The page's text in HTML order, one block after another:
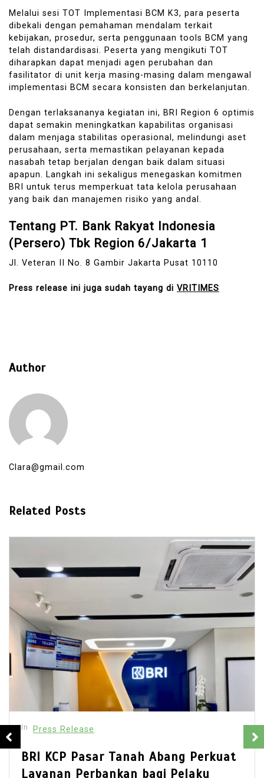
Melalui sesi TOT Implementasi BCM K3, para peserta
dibekali dengan pemahaman mendalam terkait
kebijakan, prosedur, serta penggunaan tools BCM yang
telah distandardisasi. Peserta yang mengikuti TOT
diharapkan dapat menjadi agen perubahan dan
fasilitator di unit kerja masing-masing dalam mengawal
implementasi BCM secara konsisten dan berkelanjutan.
Dengan terlaksananya kegiatan ini, BRI Region 6 optimis
dapat semakin meningkatkan kapabilitas organisasi
dalam menjaga stabilitas operasional, melindungi aset
perusahaan, serta memastikan pelayanan kepada
nasabah tetap berjalan dengan baik dalam situasi
apapun. Langkah ini sekaligus menegaskan komitmen
BRI untuk terus memperkuat tata kelola perusahaan
yang baik dan manajemen risiko yang andal.
Tentang PT. Bank Rakyat Indonesia
(Persero) Tbk Region 6/Jakarta 1
Jl. Veteran II No. 8 Gambir Jakarta Pusat 10110
Press release ini juga sudah tayang di VRITIMES
Author
Clara@gmail.com
Related Posts
In Press Release
BRI KCP Pasar Tanah Abang Perkuat
Layanan Perbankan bagi Pelaku